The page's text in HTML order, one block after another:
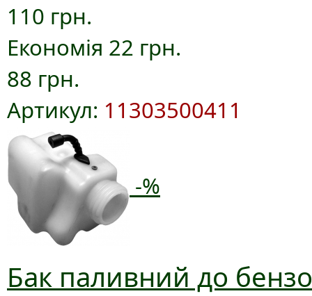
110 грн.
Економія 22 грн.
88 грн.
Артикул: 11303500411
-%
Бак паливний до